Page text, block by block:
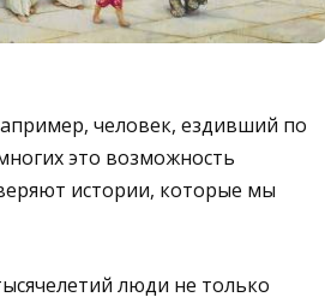
человек, ездивший по
это возможность
истории, которые мы
люди не только